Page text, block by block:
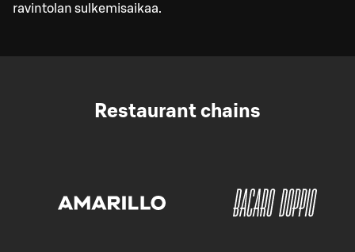
ravintolan sulkemisaikaa.
Restaurant chains